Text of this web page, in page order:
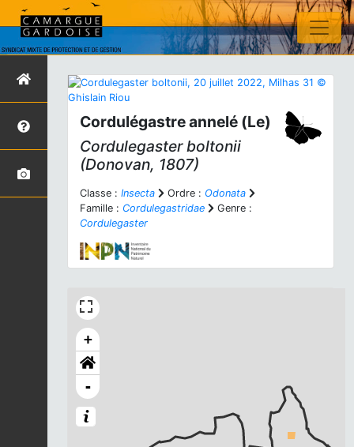
Cordulégastre annelé (Le)
Cordulegaster boltonii
(Donovan, 1807)
Classe : Insecta Ordre : Odonata
Famille : Cordulegastridae
Genre :
Cordulegaster
+
-